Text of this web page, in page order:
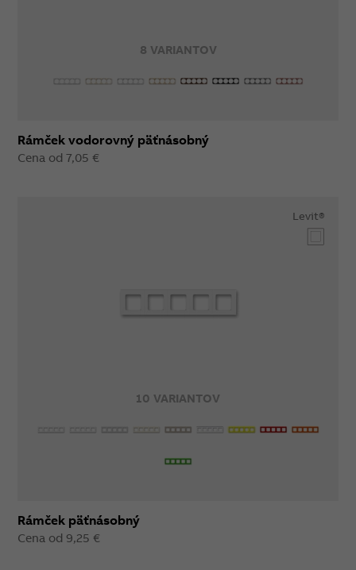
8 VARIANTOV
Rámček vodorovný päťnásobný
Cena od 7,05 €
10 VARIANTOV
Levit®
Rámček päťnásobný
Cena od 9,25 €